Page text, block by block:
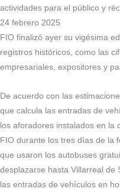
actividades para el público y
24 febrero 2025
FIO finalizó ayer su vigésima
registros históricos, como las
empresariales, expositores y
De acuerdo con las
que calcula las entradas de
los aforadores instalados en la
FIO durante los tres días de la
que usaron los autobuses
desplazarse hasta Villarreal de
las entradas de vehículos en